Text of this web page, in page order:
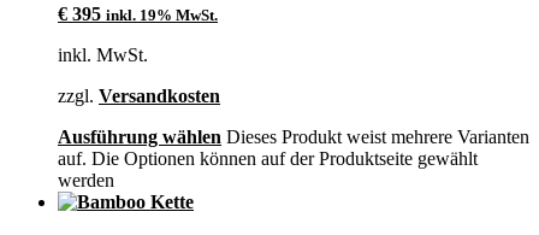
€ 395 inkl. 19% MwSt.
inkl. MwSt.
zzgl. Versandkosten
Ausführung wählen Dieses Produkt weist mehrere Varianten
auf. Die Optionen können auf der Produktseite gewählt
werden